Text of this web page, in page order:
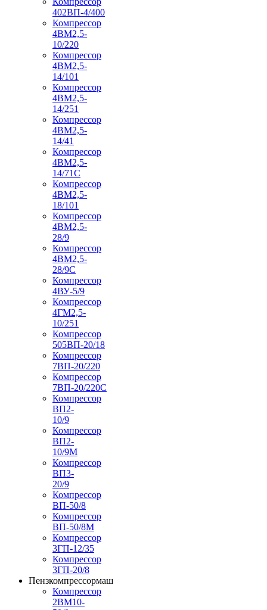
402ВП-4/400
Компрессор
4ВМ2,5-
10/220
Компрессор
4ВМ2,5-
14/101
Компрессор
4ВМ2,5-
14/251
Компрессор
4ВМ2,5-
14/41
Компрессор
4ВМ2,5-
14/71C
Компрессор
4ВМ2,5-
18/101
Компрессор
4ВМ2,5-
28/9
Компрессор
4ВМ2,5-
28/9С
Компрессор
4ВУ-5/9
Компрессор
4ГМ2,5-
10/251
Компрессор
505ВП-20/18
Компрессор
7ВП-20/220
Компрессор
7ВП-20/220С
Компрессор
ВП2-
10/9
Компрессор
ВП2-
10/9М
Компрессор
ВП3-
20/9
Компрессор
ВП-50/8
Компрессор
ВП-50/8М
Компрессор
3ГП-12/35
Компрессор
3ГП-20/8
Пензкомпрессормаш
Компрессор
2ВМ10-